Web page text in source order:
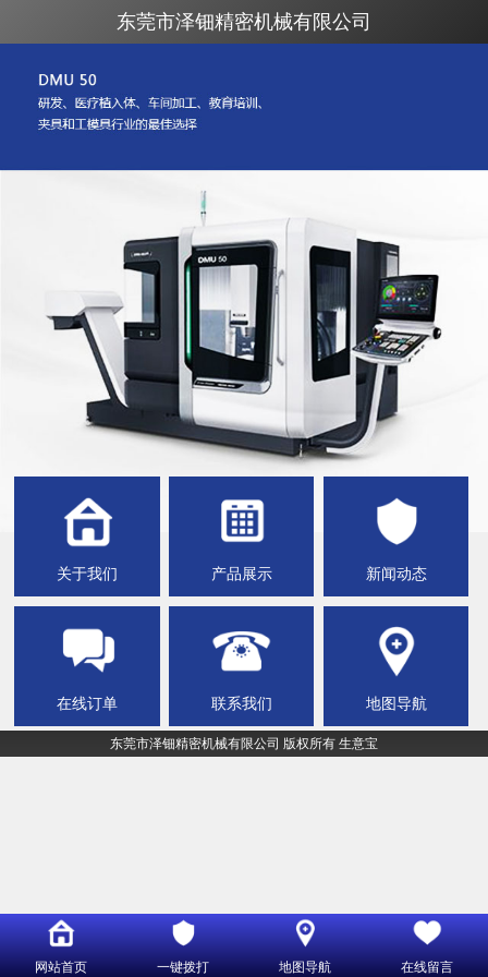
东莞市泽钿精密机械有限公司
关于我们 产品展示 新闻动态
在线订单 联系我们 地图导航
东莞市泽钿精密机械有限公司 版权所有 生意宝
网站首页 一键拨打 地图导航 在线留言